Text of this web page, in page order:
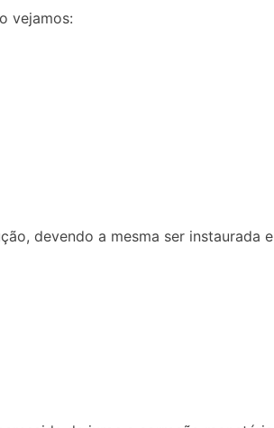
vejamos:
devendo a mesma ser instaurada e